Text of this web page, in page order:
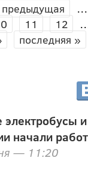
предыдущая …
11 12
последняя »
начали
— 11:20